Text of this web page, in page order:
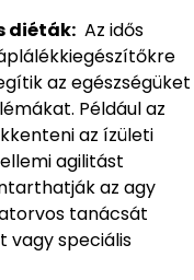
diéták: Az idős
az egészségüket
Például az
az ízületi
agilitást
az agy
tanácsát
vagy speciális